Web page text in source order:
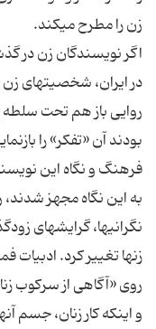
اگر نویسندگان زن در
در ایران، شخصیت‏هاى
روایى باز هم تحت سلطه
بودند آن «تفكر» را
فرهنگ و نگاه این
به این نگاه مجهز
نگرانى‏ها، گرایش‏هاى
زن‏ها تغییر كرد. ادبیات
روى «آگاهى از سركوب
و این‏كه كار زنان، جسم